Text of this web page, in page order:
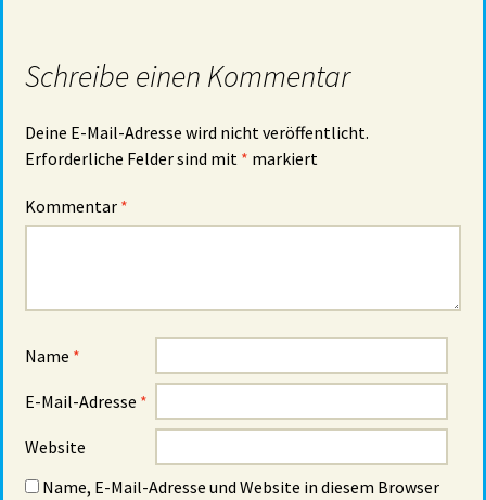
Schreibe einen Kommentar
Deine E-Mail-Adresse wird nicht veröffentlicht.
Erforderliche Felder sind mit * markiert
Kommentar *
Name *
E-Mail-Adresse *
Website
Name, E-Mail-Adresse und Website in diesem Browser